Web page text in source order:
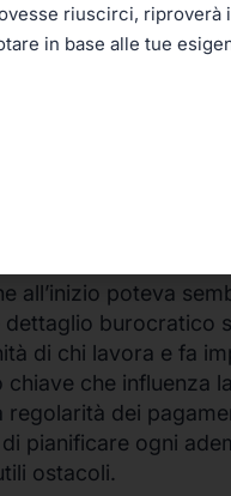
Sapere
all’inizio poteva
dettaglio burocratico
di chi lavora e fa
chiave che influenza
regolarità dei
pianificare ogni
ostacoli.
riuscirci, riproverà
in base alle tue